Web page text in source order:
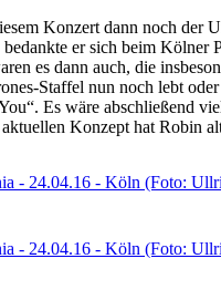
Konzert dann noch der
er sich beim Kölner
es dann auch, die
Staffel nun noch lebt
Es wäre abschließend
Konzept hat Robin